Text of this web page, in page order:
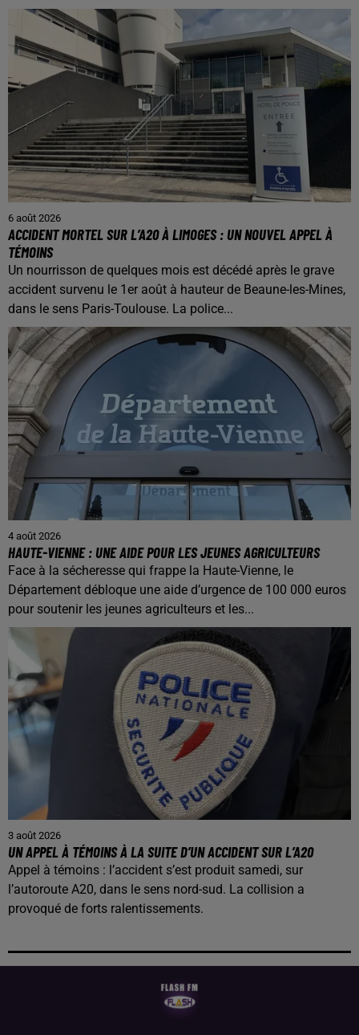
6 août 2026
ACCIDENT MORTEL SUR L’A20 À LIMOGES : UN NOUVEL APPEL À
TÉMOINS
Un nourrisson de quelques mois est décédé après le grave
accident survenu le 1er août à hauteur de Beaune-les-Mines,
dans le sens Paris-Toulouse. La police...
4 août 2026
HAUTE-VIENNE : UNE AIDE POUR LES JEUNES AGRICULTEURS
Face à la sécheresse qui frappe la Haute-Vienne, le
Département débloque une aide d’urgence de 100 000 euros
pour soutenir les jeunes agriculteurs et les...
3 août 2026
UN APPEL À TÉMOINS À LA SUITE D’UN ACCIDENT SUR L’A20
Appel à témoins : l’accident s’est produit samedi, sur
l’autoroute A20, dans le sens nord-sud. La collision a
provoqué de forts ralentissements.